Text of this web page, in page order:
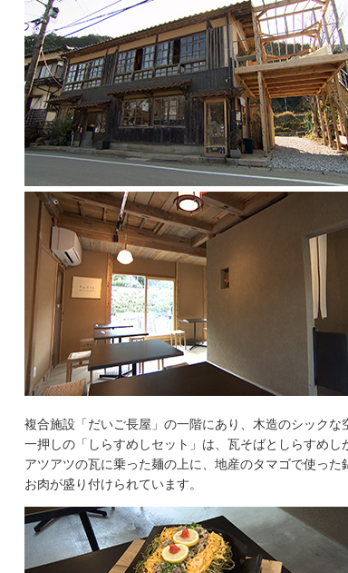
複合施設「だいご長屋」の一階にあり、木造のシックな
一押しの「しらすめしセット」は、瓦そばとしらすめし
アツアツの瓦に乗った麺の上に、地産のタマゴで使った
お肉が盛り付けられています。